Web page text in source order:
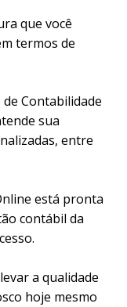
que você
termos de
de Contabilidade
sua
entre
está pronta
contábil da
a qualidade
hoje mesmo